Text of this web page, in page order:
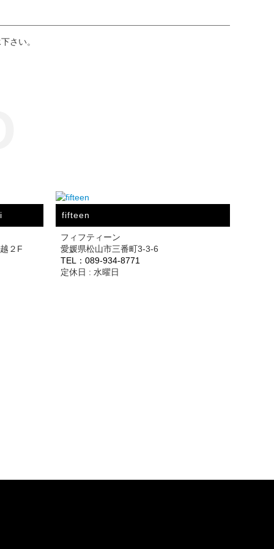
さい。
２F
fifteen
フィフティーン
愛媛県松山市三番町3-3-6
TEL：089-934-8771
定休日 : 水曜日